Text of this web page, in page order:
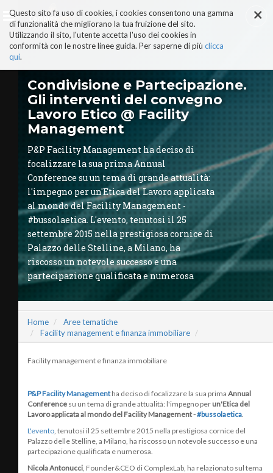
AI-ALTER EGO
PERCHÉ COMPLEXLAB
ADVISORY BOARD
TRUST & TRUTH CENTER
I NOSTRI SERVIZI
STORIE DI SUCCESSO
VIDEO
COMPLEXLAB PARTNER
AREE TEMATICHE
×
Questo sito fa uso di cookies, i cookies consentono una gamma
di funzionalità che migliorano la tua fruizione del sito.
Utilizzando il sito, l'utente accetta l'uso dei cookies in
conformità con le nostre linee guida. Per saperne di più clicca
qui.
Condivisione e Partecipazione.
Gli interventi del convegno
Lavoro Etico @ Facility
Management
P&P Facility Management ha deciso di
focalizzare la sua prima Annual
Conference su un tema di grande attualità:
l'impegno per un'Etica del Lavoro applicata
al mondo del Facility Management -
#bussolaetica. L'evento, tenutosi il 25
settembre 2015 nella prestigiosa cornice di
Palazzo delle Stelline, a Milano, ha
riscosso un notevole successo e una
partecipazione qualificata e numerosa
Home
Aree tematiche
Facility management e finanza immobiliare
Facility management e finanza immobiliare
P&P Facility Managementha deciso di focalizzare la sua prima Annual
Conference su un tema di grande attualità: l'impegno per un'Etica del
Lavoro applicata al mondo del Facility Management -#bussolaetica.
L'evento, tenutosi il 25 settembre 2015 nella prestigiosa cornice del
Palazzo delle Stelline, a Milano, ha riscosso un notevole successo e una
partecipazione qualificata e numerosa.
Nicola Antonucci, Founder&CEO di ComplexLab, ha relazionato sul tema